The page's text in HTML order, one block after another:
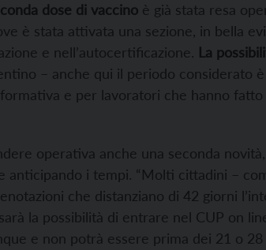
dose di vaccino è già stata resa
è stata attivata una sezione, in bella
e nell’autocertificazione. La
– anche qui il periodo considerato
e per lavoratori che hanno fatto
operativa anche una seconda
anticipando i tempi. “Molti cittadini –
che distanziano di 42 giorni
la possibilità di entrare nel CUP on
e non potrà essere prima dei 21 o